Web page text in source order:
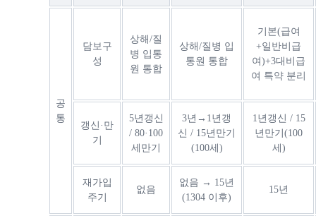
공
통
담보구
성
상해/질
병 입통
원 통합
상해/질병 입
통원 통합
기본(급여
+일반비급
여)+3대비급
여 특약 분리
갱신·만
기
5년갱신
/ 80·100
세만기
3년→1년갱
신 / 15년만기
(100세)
1년갱신 / 15
년만기(100
세)
재가입
주기
없음
없음 → 15년
(1304 이후)
15년